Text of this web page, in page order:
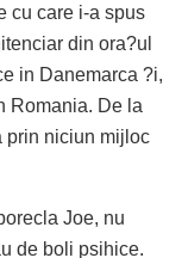
cu care i-a spus
din ora?ul
in Danemarca ?i,
Romania. De la
prin niciun mijloc
Joe, nu
de boli psihice.